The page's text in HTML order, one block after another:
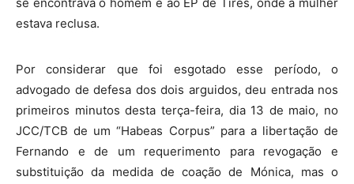
estava reclusa.
Por considerar que foi esgotado esse período, o
advogado de defesa dos dois arguidos, deu entrada nos
primeiros minutos desta terça-feira, dia 13 de maio, no
JCC/TCB de um “Habeas Corpus” para a libertação de
Fernando e de um requerimento para revogação e
substituição da medida de coação de Mónica, mas o